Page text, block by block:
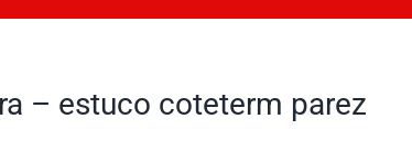
– estuco coteterm parez